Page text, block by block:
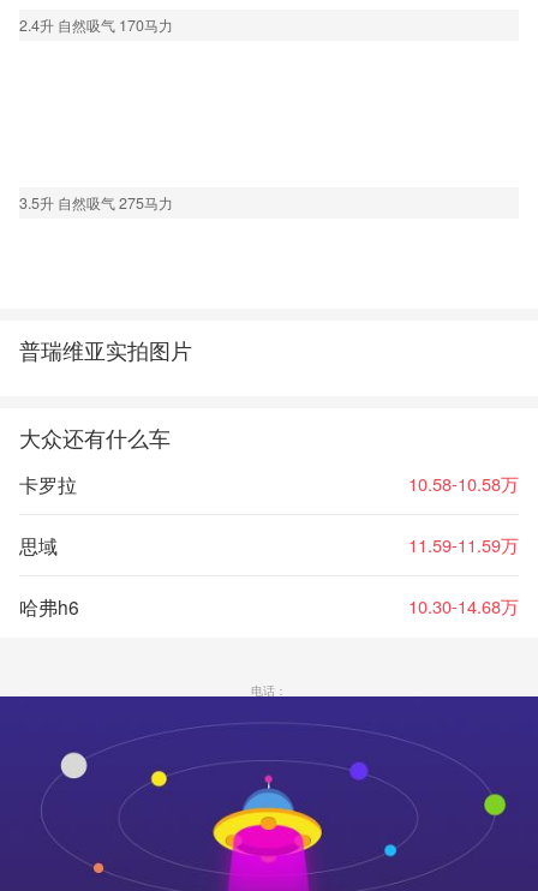
2.4升 自然吸气 170马力
3.5升 自然吸气 275马力
普瑞维亚实拍图片
大众还有什么车
卡罗拉 10.58-10.58万
思域 11.59-11.59万
哈弗h6 10.30-14.68万
电话：